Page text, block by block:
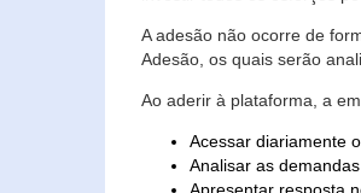
A adesão não ocorre de
Adesão, os quais serão
Ao aderir à plataforma, a
Acessar diariamente
Analisar as